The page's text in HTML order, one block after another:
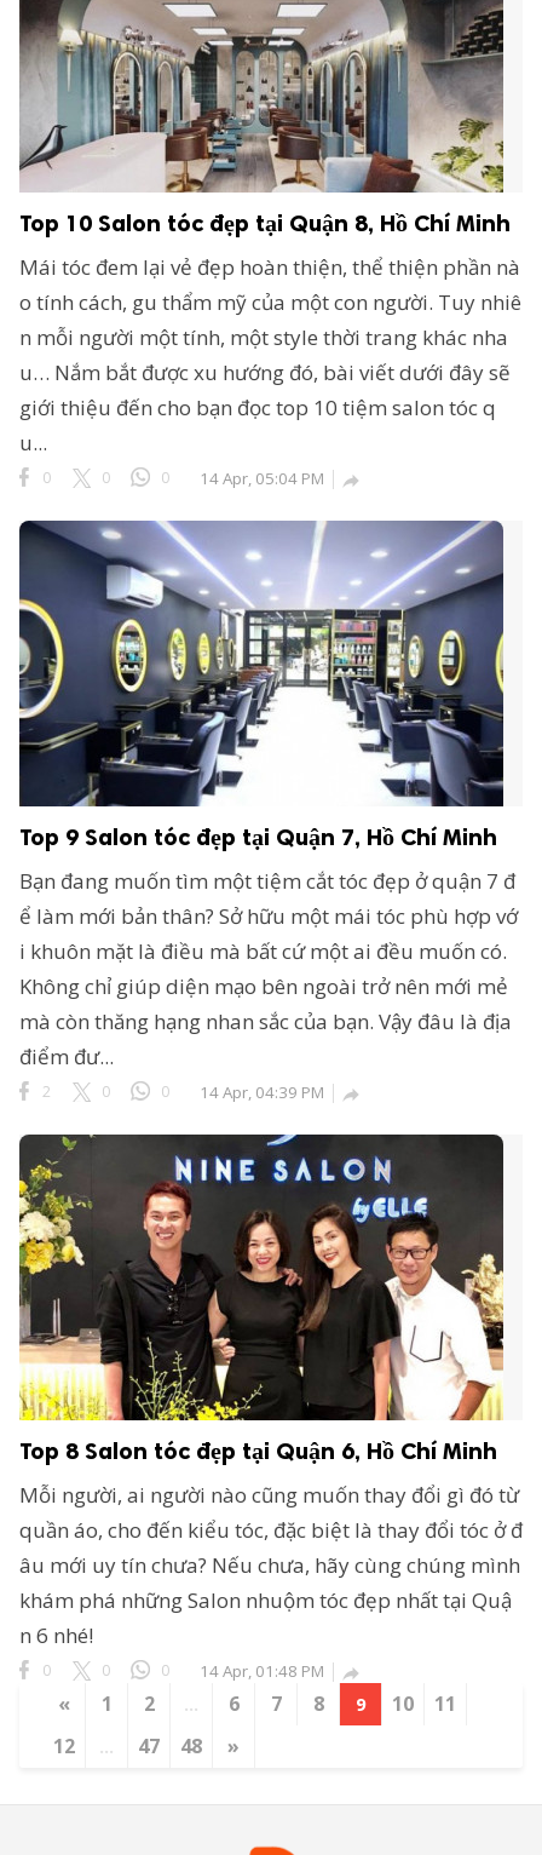
Top 10 Salon tóc đẹp tại Quận 8, Hồ Chí Minh
Mái tóc đem lại vẻ đẹp hoàn thiện, thể thiện phần nà
o tính cách, gu thẩm mỹ của một con người. Tuy nhiê
n mỗi người một tính, một style thời trang khác nha
u… Nắm bắt được xu hướng đó, bài viết dưới đây sẽ
giới thiệu đến cho bạn đọc top 10 tiệm salon tóc q
u...
0 0 0 14 Apr, 05:04 PM 
Top 9 Salon tóc đẹp tại Quận 7, Hồ Chí Minh
Bạn đang muốn tìm một tiệm cắt tóc đẹp ở quận 7 đ
ể làm mới bản thân? Sở hữu một mái tóc phù hợp vớ
i khuôn mặt là điều mà bất cứ một ai đều muốn có.
Không chỉ giúp diện mạo bên ngoài trở nên mới mẻ
mà còn thăng hạng nhan sắc của bạn. Vậy đâu là địa
điểm đư...
2 0 0 14 Apr, 04:39 PM 
Top 8 Salon tóc đẹp tại Quận 6, Hồ Chí Minh
Mỗi người, ai người nào cũng muốn thay đổi gì đó từ
quần áo, cho đến kiểu tóc, đặc biệt là thay đổi tóc ở đ
âu mới uy tín chưa? Nếu chưa, hãy cùng chúng mình
khám phá những Salon nhuộm tóc đẹp nhất tại Quậ
n 6 nhé!
0 0 0 14 Apr, 01:48 PM 
« 1 2 ... 6 7 8 9 10
11
12
... 47 48 »